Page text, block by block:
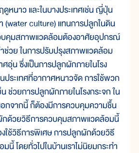
หนาว และในบางประเทศเช่น ญี่ปุ่น
(water culture) แทนการปลูกในดิน
บคุมสภาพแวดล้อมต้องอาศัยอุปกรณ์
ช่วย ในการปรับปรุงสภาพแวดล้อม
ศอุ่น ซึ่งเป็นการปลูกผักภายในโรง
ประเทศที่อากาศหนาวจัด การใช้พวก
ช่วยการปลูกผักภายในโรงกระจก ใน
กจากนี้ ก็ต้องมีการควบคุมความชื้น
กด้วยวิธีการควบคุมสภาพแวดล้อมนี้
ใช้วิธีการพิเศษ การปลูกผักด้วยวิธี
โดยทั่วไปในบ้านเราไม่นิยมกระทำ